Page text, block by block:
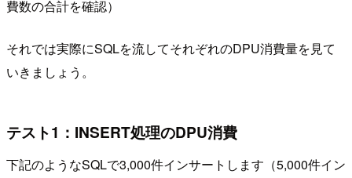
費数の合計を確認）
それでは実際にSQLを流してそれぞれのDPU消費量を見て
いきましょう。
テスト1：INSERT処理のDPU消費
下記のようなSQLで3,000件インサートします（5,000件イン